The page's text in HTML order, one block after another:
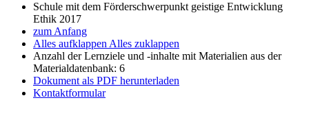
Schule mit dem Förderschwerpunkt geistige Entwicklung
Ethik 2017
zum Anfang
Alles aufklappen Alles zuklappen
Anzahl der Lernziele und -inhalte mit Materialien aus der
Materialdatenbank: 6
Dokument als PDF herunterladen
Kontaktformular